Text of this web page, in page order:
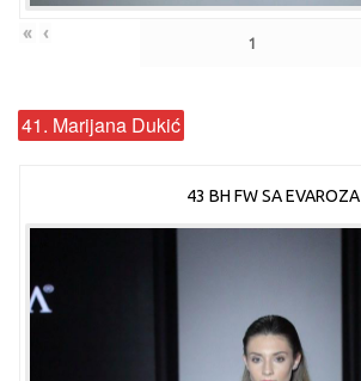
« ‹
41. Marijana Dukić
43 BH FW SA EVAROZA